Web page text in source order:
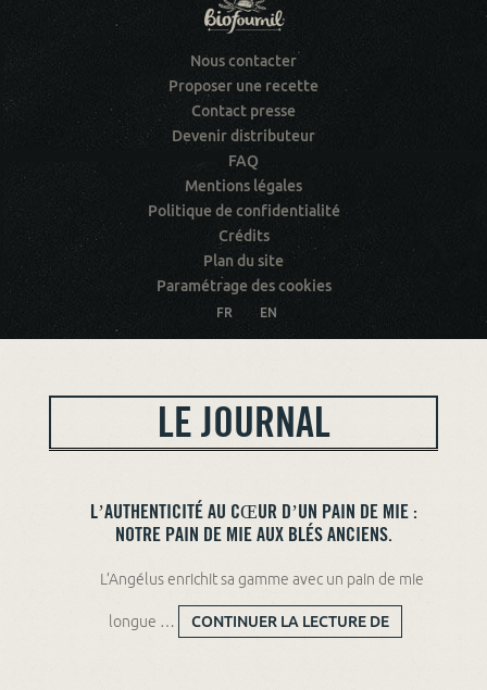
Nous contacter
Proposer une recette
Contact presse
Devenir distributeur
FAQ
Mentions légales
Politique de confidentialité
Crédits
Plan du site
Paramétrage des cookies
FR EN
LE JOURNAL
L’AUTHENTICITÉ AU CŒUR D’UN PAIN DE MIE :
NOTRE PAIN DE MIE AUX BLÉS ANCIENS.
L’Angélus enrichit sa gamme avec un pain de mie
longue … CONTINUER LA LECTURE DE
L’AUTHENTICITÉ AU CŒUR